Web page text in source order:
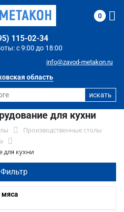
область
с 9:00 до 18:00
115-02-34
info@zavod-metakon.ru
0
для кухни
Производственные столы
для кухни
Фильтр
мяса